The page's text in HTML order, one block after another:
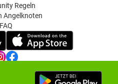
Regeln
Angelknoten
FAQ
Einstellungen